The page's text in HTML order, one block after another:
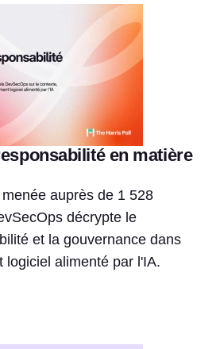
en matière
auprès de 1 528
décrypte le
et la gouvernance dans
logiciel alimenté par l'IA.